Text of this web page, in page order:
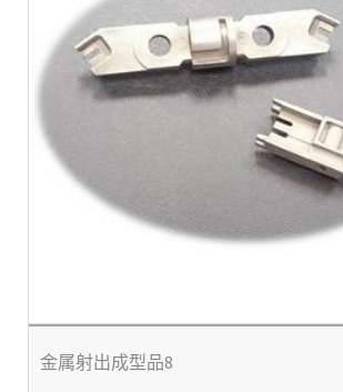
金属射出成型品8